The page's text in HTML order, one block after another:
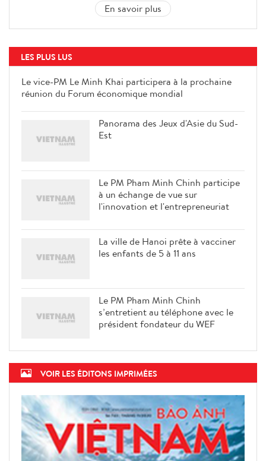
En savoir plus
LES PLUS LUS
Le vice-PM Le Minh Khai
participera à la prochaine réunion
Le PM Pham Minh Chinh participe
à un échange de vue sur
l'innovation et l'entrepreneuriat
Le PM Pham Minh Chinh
s’entretient au téléphone avec le
VOIR LES ÉDITONS IMPRIMÉES